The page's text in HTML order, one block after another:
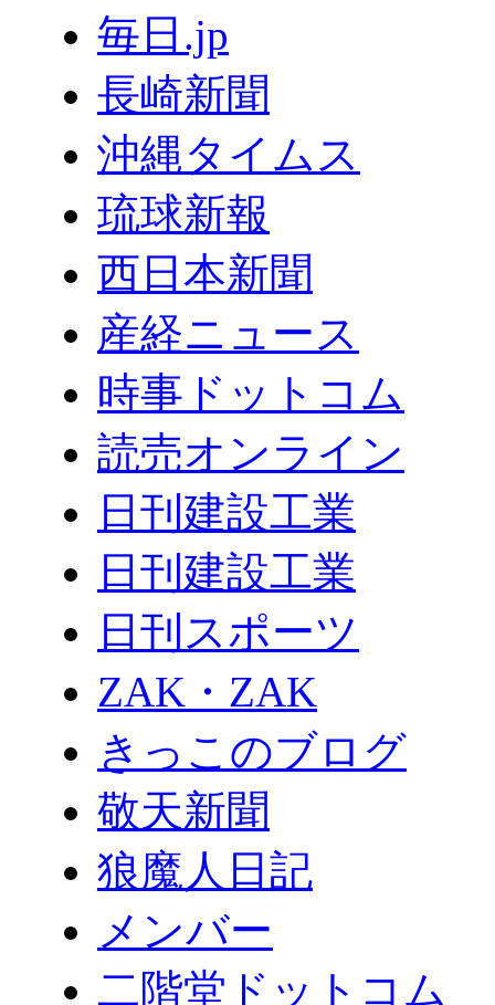
毎日.jp
長崎新聞
沖縄タイムス
琉球新報
西日本新聞
産経ニュース
時事ドットコム
読売オンライン
日刊建設工業
日刊建設工業
日刊スポーツ
ZAK・ZAK
きっこのブログ
敬天新聞
狼魔人日記
メンバー
二階堂ドットコム